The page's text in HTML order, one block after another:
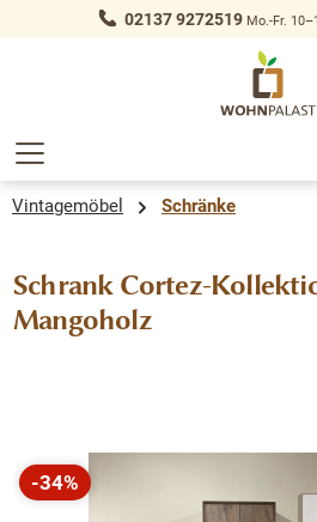
springen 02137 9272519Mo.-Fr.
Vintagemöbel Schränke
Schrank Cortez-
Mangoholz
Bildergalerie überspringen
-34%
Rabatt